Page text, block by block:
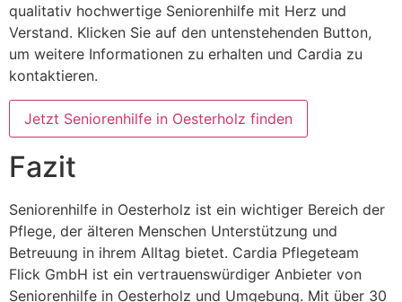
qualitativ hochwertige Seniorenhilfe mit Herz und
Verstand. Klicken Sie auf den untenstehenden Button,
um weitere Informationen zu erhalten und Cardia zu
kontaktieren.
Jetzt Seniorenhilfe in Oesterholz finden
Fazit
Seniorenhilfe in Oesterholz ist ein wichtiger Bereich der
Pflege, der älteren Menschen Unterstützung und
Betreuung in ihrem Alltag bietet. Cardia Pflegeteam
Flick GmbH ist ein vertrauenswürdiger Anbieter von
Seniorenhilfe in Oesterholz und Umgebung. Mit über 30